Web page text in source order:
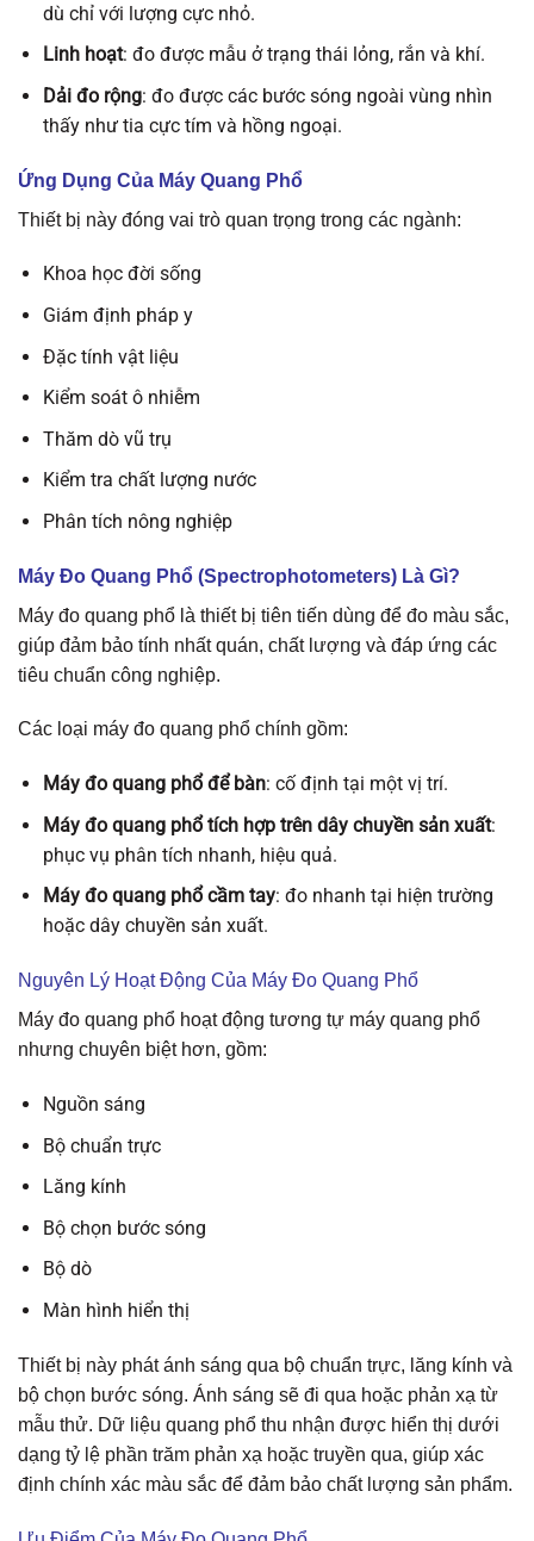
dù chỉ với lượng cực nhỏ.
Linh hoạt: đo được mẫu ở trạng thái lỏng, rắn và khí.
Dải đo rộng: đo được các bước sóng ngoài vùng nhìn
thấy như tia cực tím và hồng ngoại.
Ứng Dụng Của Máy Quang Phổ
Thiết bị này đóng vai trò quan trọng trong các ngành:
Khoa học đời sống
Giám định pháp y
Đặc tính vật liệu
Kiểm soát ô nhiễm
Thăm dò vũ trụ
Kiểm tra chất lượng nước
Phân tích nông nghiệp
Máy Đo Quang Phổ (Spectrophotometers) Là Gì?
Máy đo quang phổ là thiết bị tiên tiến dùng để đo màu sắc,
giúp đảm bảo tính nhất quán, chất lượng và đáp ứng các
tiêu chuẩn công nghiệp.
Các loại máy đo quang phổ chính gồm:
Máy đo quang phổ để bàn: cố định tại một vị trí.
Máy đo quang phổ tích hợp trên dây chuyền sản xuất:
phục vụ phân tích nhanh, hiệu quả.
Máy đo quang phổ cầm tay: đo nhanh tại hiện trường
hoặc dây chuyền sản xuất.
Nguyên Lý Hoạt Động Của Máy Đo Quang Phổ
Máy đo quang phổ hoạt động tương tự máy quang phổ
nhưng chuyên biệt hơn, gồm:
Nguồn sáng
Bộ chuẩn trực
Lăng kính
Bộ chọn bước sóng
Bộ dò
Màn hình hiển thị
Thiết bị này phát ánh sáng qua bộ chuẩn trực, lăng kính và
bộ chọn bước sóng. Ánh sáng sẽ đi qua hoặc phản xạ từ
mẫu thử. Dữ liệu quang phổ thu nhận được hiển thị dưới
dạng tỷ lệ phần trăm phản xạ hoặc truyền qua, giúp xác
định chính xác màu sắc để đảm bảo chất lượng sản phẩm.